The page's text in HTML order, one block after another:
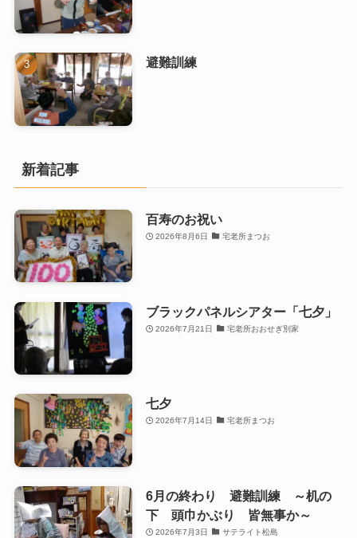
避難訓練
新着記事
百寿のお祝い
2026年8月6日 宅老所まつお
ブラックパネルシアター「七夕」
2026年7月21日 宅老所おおせぎ別家
七夕
2026年7月14日 宅老所まつお
6月の終わり 避難訓練 ～机の
下 頭巾かぶり 皆無事か～
2026年7月3日 サテライト松島